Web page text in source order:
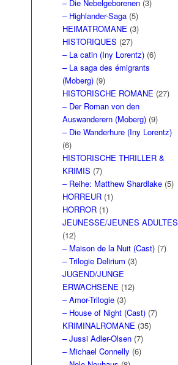
– Die Nebelgeborenen (3)
– Highlander-Saga (5)
HEIMATROMANE (3)
HISTORIQUES (27)
– La catin (Iny Lorentz) (6)
– La saga des émigrants
(Moberg) (9)
HISTORISCHE ROMANE (27)
– Der Roman von den
Auswanderern (Moberg) (9)
– Die Wanderhure (Iny Lorentz)
(6)
HISTORISCHE THRILLER &
KRIMIS (7)
– Reihe: Matthew Shardlake (5)
HORREUR (1)
HORROR (1)
JEUNESSE/JEUNES ADULTES
(12)
– Maison de la Nuit (Cast) (7)
– Trilogie Delirium (3)
JUGEND/JUNGE
ERWACHSENE (12)
– Amor-Trilogie (3)
– House of Night (Cast) (7)
KRIMINALROMANE (35)
– Jussi Adler-Olsen (7)
– Michael Connelly (6)